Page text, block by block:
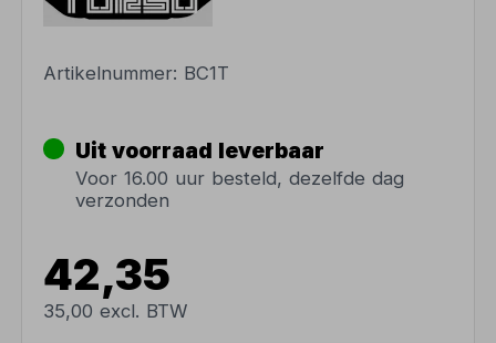
Artikelnummer: BC1T
Uit voorraad leverbaar
Voor 16.00 uur besteld, dezelfde dag
verzonden
42,35
35,00 excl. BTW